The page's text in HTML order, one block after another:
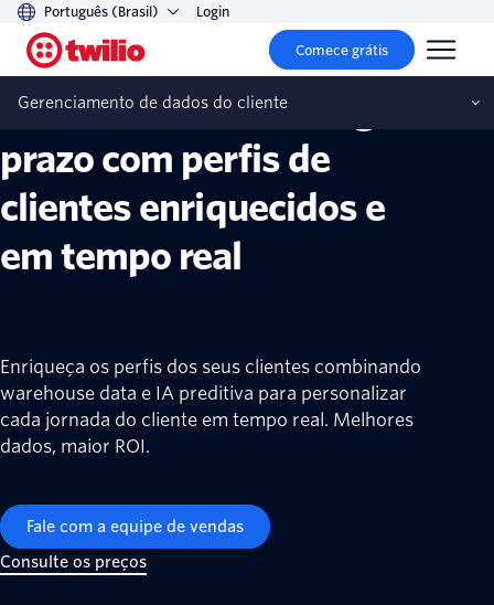
Português (Brasil) Login
Comece grátis
Gerenciamento de dados do cliente
Gerenciamento de dados do cliente
Crie fidelidade de longo
prazo com perfis de
clientes enriquecidos e
em tempo real
Enriqueça os perfis dos seus clientes combinando
warehouse data e IA preditiva para personalizar
cada jornada do cliente em tempo real. Melhores
dados, maior ROI.
Fale com a equipe de vendas
Consulte os preços